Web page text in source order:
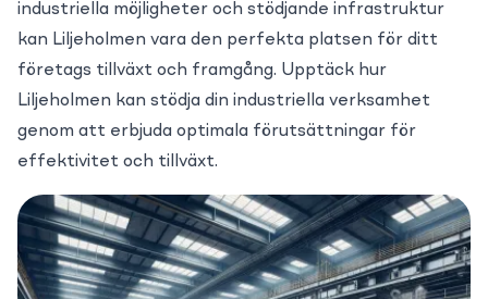
industriella möjligheter och stödjande infrastruktur
kan Liljeholmen vara den perfekta platsen för ditt
företags tillväxt och framgång. Upptäck hur
Liljeholmen kan stödja din industriella verksamhet
genom att erbjuda optimala förutsättningar för
effektivitet och tillväxt.